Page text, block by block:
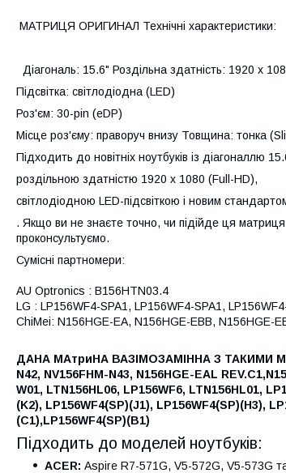
МАТРИЦЯ ОРИГИНАЛ Технічні характеристики:
Діагональ: 15.6" Роздільна здатність: 1920 x
Підсвітка: світлодіодна (LED)
Роз'єм: 30-pin (eDP)
Місце роз'єму: праворуч внизу Товщина: тонка
Підходить до новітніх ноутбуків із діагоналлю
роздільною здатністю 1920 x 1080 (Full-HD),
світлодіодною LED-підсвіткою і новим
. Якщо ви не знаєте точно, чи підійде ця
проконсультуємо.
Сумісні партномери:
AU Optronics : B156HTN03.4
LG : LP156WF4-SPA1, LP156WF4-SPA1,
ChiMei: N156HGE-EA, N156HGE-EBB, N156HGE-
ДАНА МАтриНА ВАЗІМОЗАМІННА З ТАКИМИ
N42, NV156FHM-N43, N156HGE-EAL REV.C1,
W01, LTN156HL06, LP156WF6, LTN156HL01,
(K2), LP156WF4(SP)(J1), LP156WF4(SP)(H3),
(C1),LP156WF4(SP)(B1)
Підходить до моделей ноутбуків:
ACER: Aspire R7-571G, V5-572G, V5-573G